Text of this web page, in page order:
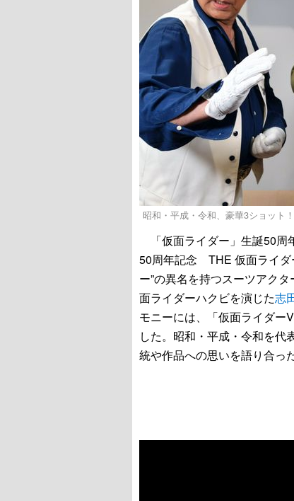
昭和・平成・令和、豪華3ショット
「仮面ライダー」生誕50周
50周年記念 THE 仮面ライダ
ー”の異名を持つスーツアクタ
面ライダーハクビを演じた志
モニーには、「仮面ライダー
した。昭和・平成・令和を代
統や作品への思いを語り合っ